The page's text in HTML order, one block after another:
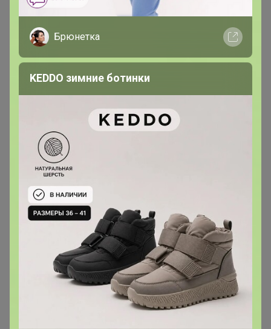
Брюки для дома и
отдыха 7/8
Брюнетка
KEDDO зимние ботинки